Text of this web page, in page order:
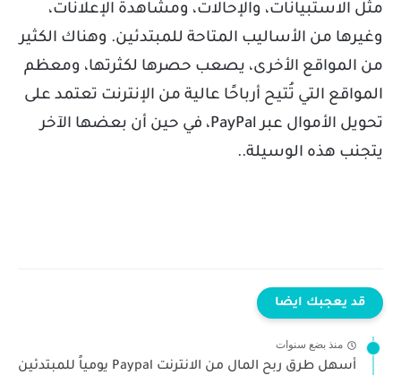
مثل الاستبيانات، والإحالات، ومشاهدة الإعلانات،
وغيرها من الأساليب المتاحة للمبتدئين. وهناك الكثير
من المواقع الأخرى، يصعب حصرها لكثرتها، ومعظم
المواقع التي تُتيح أرباحًا عالية من الإنترنت تعتمد على
تحويل الأموال عبر PayPal، في حين أن بعضها الآخر
يتجنب هذه الوسيلة..
قد يعجبك ايضا
منذ بضع سنوات
أسهل طرق ربح المال من الانترنت Paypal يومياً للمبتدئين